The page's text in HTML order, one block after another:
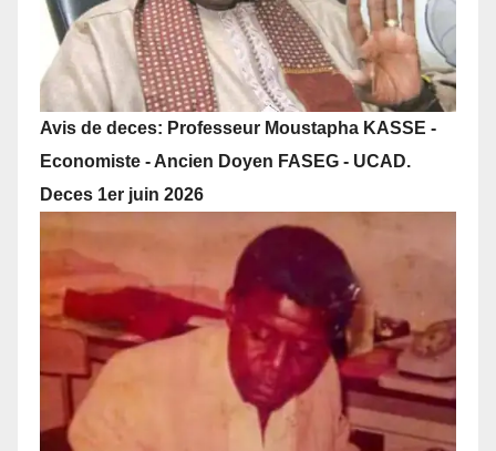
Avis de deces: Professeur Moustapha KASSE -
Economiste - Ancien Doyen FASEG - UCAD.
Deces 1er juin 2026